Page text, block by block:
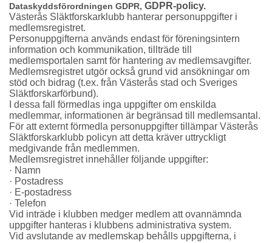
Dataskyddsförordningen GDPR, GDPR-policy.
Västerås Släktforskarklubb hanterar personuppgifter i
medlemsregistret.
Personuppgifterna används endast för föreningsintern
information och kommunikation, tillträde till
medlemsportalen samt för hantering av medlemsavgifter.
Medlemsregistret utgör också grund vid ansökningar om
stöd och bidrag (t.ex. från Västerås stad och Sveriges
Släktforskarförbund).
I dessa fall förmedlas inga uppgifter om enskilda
medlemmar, informationen är begränsad till medlemsantal.
För att externt förmedla personuppgifter tillämpar Västerås
Släktforskarklubb policyn att detta kräver uttryckligt
medgivande från medlemmen.
Medlemsregistret innehåller följande uppgifter:
· Namn
· Postadress
· E-postadress
· Telefon
Vid inträde i klubben medger medlem att ovannämnda
uppgifter hanteras i klubbens administrativa system.
Vid avslutande av medlemskap behålls uppgifterna, i